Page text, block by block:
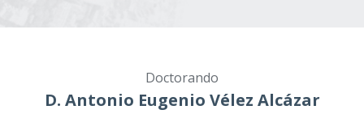
Doctorando
D. Antonio Eugenio Vélez Alcázar